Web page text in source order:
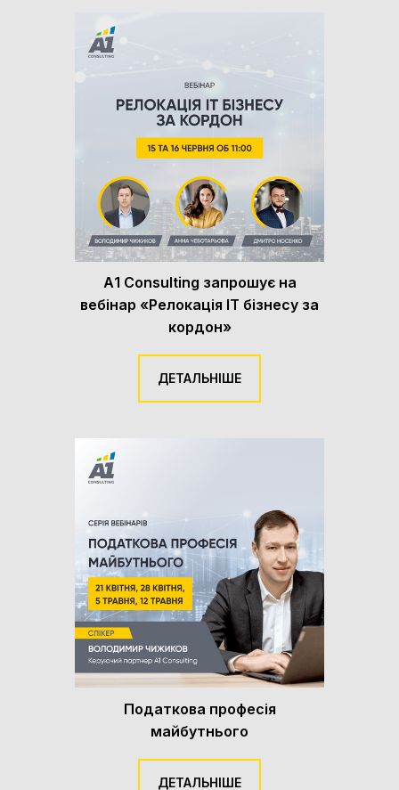
А1 Consulting запрошує на
вебінар «Релокація ІТ бізнесу за
кордон»
ДЕТАЛЬНІШЕ
Податкова професія
майбутнього
ДЕТАЛЬНІШЕ